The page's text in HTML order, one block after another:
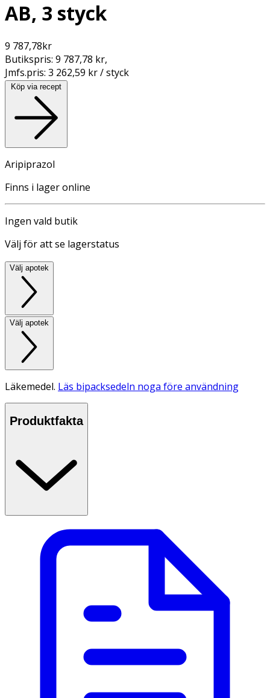
AB, 3 styck
9 787,78kr
Butikspris: 9 787,78 kr,
Jmfs.pris: 3 262,59 kr / styck
Köp via recept
Aripiprazol
Finns i lager online
Ingen vald butik
Välj för att se lagerstatus
Välj apotek
Välj apotek
Läkemedel. Läs bipacksedeln noga före användning
Produktfakta